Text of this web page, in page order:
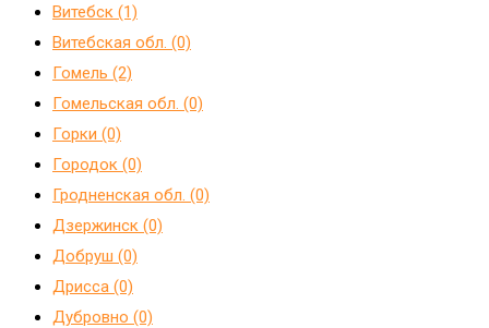
Витебск (1)
Витебская обл. (0)
Гомель (2)
Гомельская обл. (0)
Горки (0)
Городок (0)
Гродненская обл. (0)
Дзержинск (0)
Добруш (0)
Дрисса (0)
Дубровно (0)